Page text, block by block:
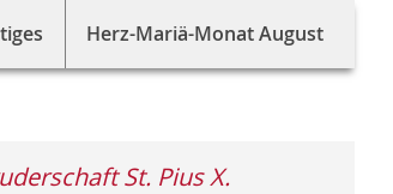
Herz-Mariä-Monat August
St. Pius X.